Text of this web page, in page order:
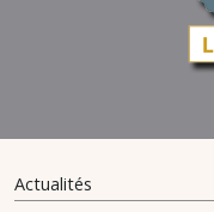
Actualités